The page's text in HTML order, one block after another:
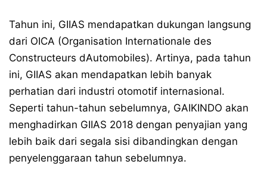
Tahun ini, GIIAS mendapatkan dukungan langsung
dari OICA (Organisation Internationale des
Constructeurs dAutomobiles). Artinya, pada tahun
ini, GIIAS akan mendapatkan lebih banyak
perhatian dari industri otomotif internasional.
Seperti tahun-tahun sebelumnya, GAIKINDO akan
menghadirkan GIIAS 2018 dengan penyajian yang
lebih baik dari segala sisi dibandingkan dengan
penyelenggaraan tahun sebelumnya.